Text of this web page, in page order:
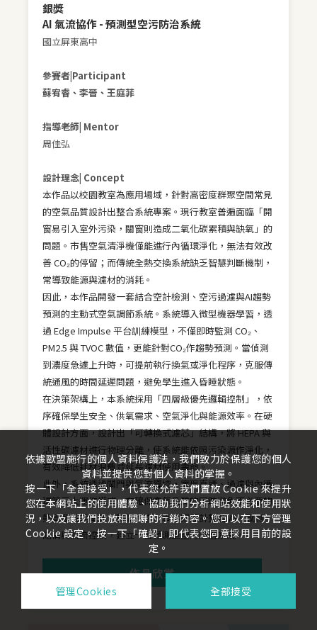
銀獎
AI 氣流協作 - 預測型空污防治系統
國立屏東高中
參賽者|Participant
蘇宥睿、李晉、 王庭菲
指導老師| Mentor
周佳弘
設計理念| Concept
本作品以校園教室為應用場域，針對高密度群聚空間常見
的空氣品質設計出整合系統專案。現行教室普遍面臨「開
窗易引入室外污染，關窗則造成二氧化碳累積與缺氧」的
問題。市售空氣清淨機僅能進行內循環淨化，無法有效改
善 CO₂的停留；而傳統全熱交換系統缺乏智慧判斷機制，
常導致能源與濾材的消耗。
因此，本作品開發一套結合空計檢測、空污過濾與AI趨勢
預測的主動式空氣調節系統。系統導入微型機器學習，透
過 Edge Impulse 平台訓練模型，不僅即時監測 CO₂、
PM2.5 與 TVOC 數值，更能針對CO₂作趨勢預測。當偵測
到濃度急遽上升時，可提前執行換氣或淨化程序，克服傳
統通風的時間延遲問題，避免學生進入昏睡狀態。
在決策架構上，本系統採用「四層級優先邏輯控制」，依
序確保學生安全、供氧需求、空氣淨化與能源效率。在硬
體設計方面，設計出「可轉換式濾芯」結構，將 HEPA 與
活性碳濾材進行物理分離，使系統能依照污染源作淨化，
有效降低耗材浪費並延長濾材使用壽命。
此外，系統透過閘門與氣流導控，實現直通、過濾與內循
環等三大運作模式，在確保空氣品質的同時避免不必要的
熱負載與耗電量。整體而言，本專案設計整合 AI、感測、
結構與氣流控制，建立一套預測型空污防治系統。
作品欣賞
依據歐盟施行的個人資料保護法，我們致力於保護您的個人
資料並提供您對個人資料的掌握。
按一下「全部接受」，代表您允許我們置放 Cookie 來提升
您在本網站上的使用體驗、協助我們分析網站效能和使用狀
況，以及讓我們投放相關聯的行銷內容。您可以在下方管理
Cookie 設定。 按一下「確認」即代表您同意採用目前的設
定。
管理Cookies 全部接受